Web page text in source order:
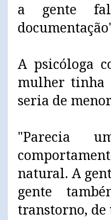
a gente
A psicóloga
mulher tinha
seria de
"Parecia
natural. A
gente
transtorno,